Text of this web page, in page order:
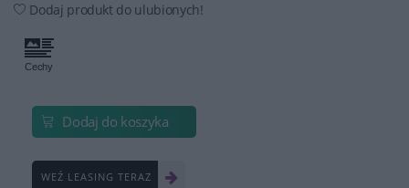
Dodaj produkt do ulubionych!
Dodaj do koszyka
WEŹ LEASING TERAZ